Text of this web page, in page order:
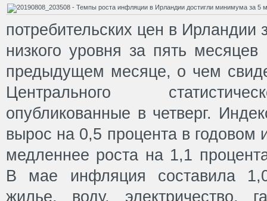
потребительских цен в Ирландии
низкого уровня за пять
предыдущем месяце, о чем
Центрального
опубликованные в четверг.
вырос на 0,5 процента в годовом
медленнее роста на 1,1
В мае инфляция составила
жилье, воду, электричество,